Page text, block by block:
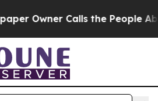
Calls the People